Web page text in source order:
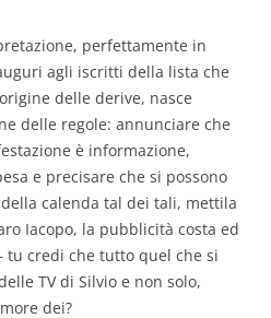
perfettamente in
agli iscritti della lista che
delle derive, nasce
delle regole: annunciare che
è informazione,
e precisare che si possono
calenda tal dei tali, mettila
Iacopo, la pubblicità costa ed
tu credi che tutto quel che si
TV di Silvio e non solo,
dei?